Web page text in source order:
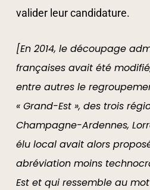
valider leur candidature.
[En 2014, le découpage
françaises avait été
entre autres le
« Grand-Est », des trois
Champagne-Ardennes,
élu local avait alors proposé
abréviation moins
Est et qui ressemble au